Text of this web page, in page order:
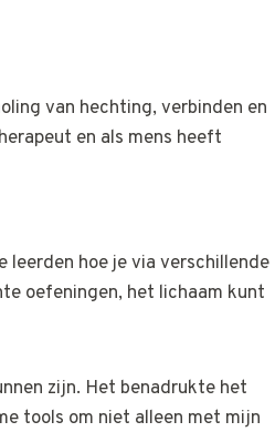
van hechting, verbinden en
en als mens heeft
leerden hoe je via verschillende
oefeningen, het lichaam kunt
zijn. Het benadrukte het
tools om niet alleen met mijn